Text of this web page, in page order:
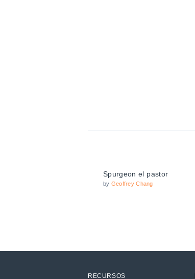
Spurgeon el pastor
by Geoffrey Chang
RECURSOS